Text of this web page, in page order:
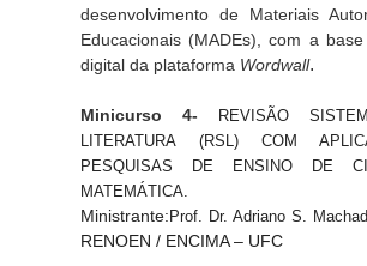
desenvolvimento de Materiais
Educacionais (MADEs), com a
digital da plataforma Wordwall.
Minicurso 4-
REVISÃO
LITERATURA (RSL) COM
PESQUISAS DE ENSINO DE
MATEMÁTICA
Ministrante:Prof. Dr. Adriano S.
RENOEN / ENCIMA – UFC